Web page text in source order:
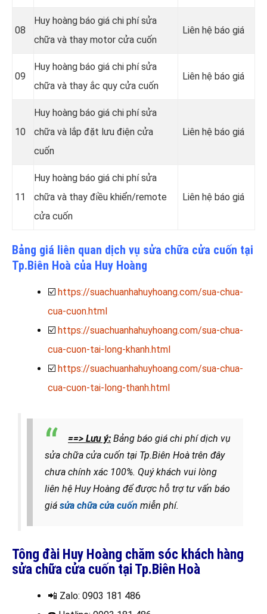
08
Huy hoàng báo giá chi phí sửa
chữa và thay motor cửa cuốn
Liên hệ báo giá
09
Huy hoàng báo giá chi phí sửa
chữa và thay ắc quy cửa cuốn
Liên hệ báo giá
10
Huy hoàng báo giá chi phí sửa
chữa và lắp đặt lưu điện cửa
cuốn
Liên hệ báo giá
11
Huy hoàng báo giá chi phí sửa
chữa và thay điều khiển/remote
cửa cuốn
Liên hệ báo giá
Bảng giá liên quan dịch vụ sửa chữa cửa cuốn tại
Tp.Biên Hoà của Huy Hoàng
☑️ https://suachuanhahuyhoang.com/sua-chua-
cua-cuon.html
☑️ https://suachuanhahuyhoang.com/sua-chua-
cua-cuon-tai-long-khanh.html
☑️ https://suachuanhahuyhoang.com/sua-chua-
cua-cuon-tai-long-thanh.html
==> Lưu ý: Bảng báo giá chi phí dịch vụ
sửa chữa cửa cuốn tại Tp.Biên Hoà trên đây
chưa chính xác 100%. Quý khách vui lòng
liên hệ Huy Hoàng để được hỗ trợ tư vấn báo
giá sửa chữa cửa cuốn miễn phí.
Tông đài Huy Hoàng chăm sóc khách hàng
sửa chữa cửa cuốn tại Tp.Biên Hoà
📲 Zalo: 0903 181 486